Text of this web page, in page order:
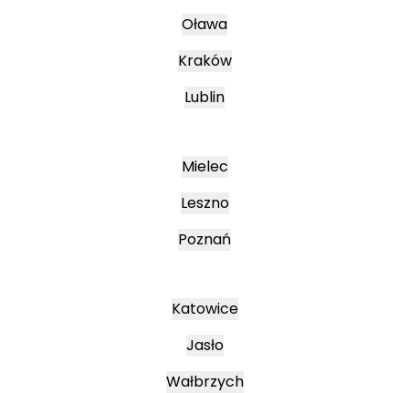
Oława
Kraków
Lublin
Mielec
Leszno
Poznań
Katowice
Jasło
Wałbrzych